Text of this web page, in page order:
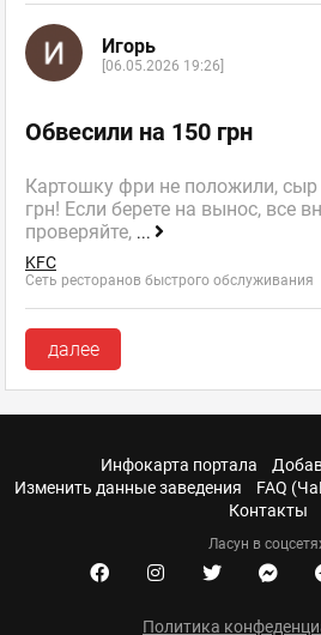
Игорь
[06.05.2026 19:26]
Обвесили на 150 грн
Картошку фри не положили,
грн! Если берете на вынос, все
проверяйте, ...
KFC
Сеть ресторанов быстрого обслуживания
далее
Инфокарта портала
Изменить данные заведения
FAQ
Контакты
Ласун в
Политика